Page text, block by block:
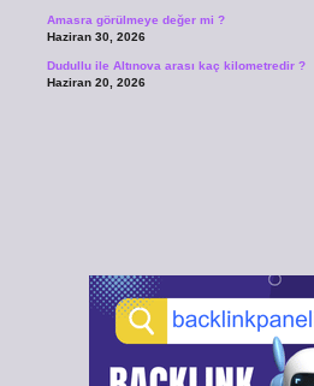
Amasra görülmeye değer mi ?
Haziran 30, 2026
Dudullu ile Altınova arası kaç kilometredir ?
Haziran 20, 2026